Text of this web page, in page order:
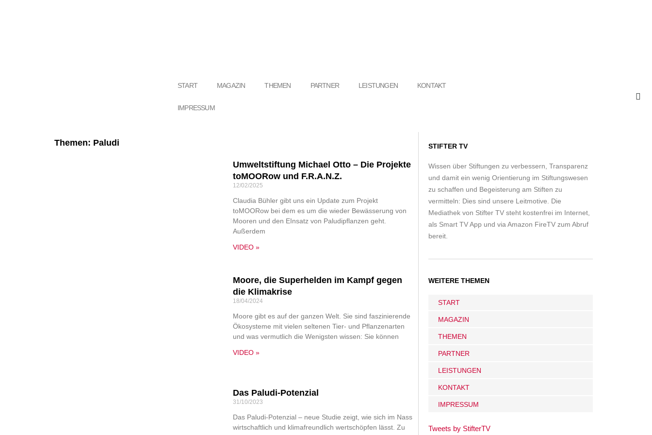
START MAGAZIN THEMEN PARTNER LEISTUNGEN KONTAKT
IMPRESSUM
Themen: Paludi
Umweltstiftung Michael Otto – Die Projekte
toMOORow und F.R.A.N.Z.
12/02/2025
Claudia Bühler gibt uns ein Update zum Projekt
toMOORow bei dem es um die wieder Bewässerung von
Mooren und den EInsatz von Paludipflanzen geht.
Außerdem
VIDEO »
Moore, die Superhelden im Kampf gegen
die Klimakrise
18/04/2024
Moore gibt es auf der ganzen Welt. Sie sind faszinierende
Ökosysteme mit vielen seltenen Tier- und Pflanzenarten
und was vermutlich die Wenigsten wissen: Sie können
VIDEO »
Das Paludi-Potenzial
31/10/2023
Das Paludi-Potenzial – neue Studie zeigt, wie sich im Nass
wirtschaftlich und klimafreundlich wertschöpfen lässt. Zu
STIFTER TV
Wissen über Stiftungen zu verbessern, Transparenz
und damit ein wenig Orientierung im Stiftungswesen
zu schaffen und Begeisterung am Stiften zu
vermitteln: Dies sind unsere Leitmotive. Die
Mediathek von Stifter TV steht kostenfrei im Internet,
als Smart TV App und via Amazon FireTV zum Abruf
bereit.
WEITERE THEMEN
START
MAGAZIN
THEMEN
PARTNER
LEISTUNGEN
KONTAKT
IMPRESSUM
Tweets by StifterTV